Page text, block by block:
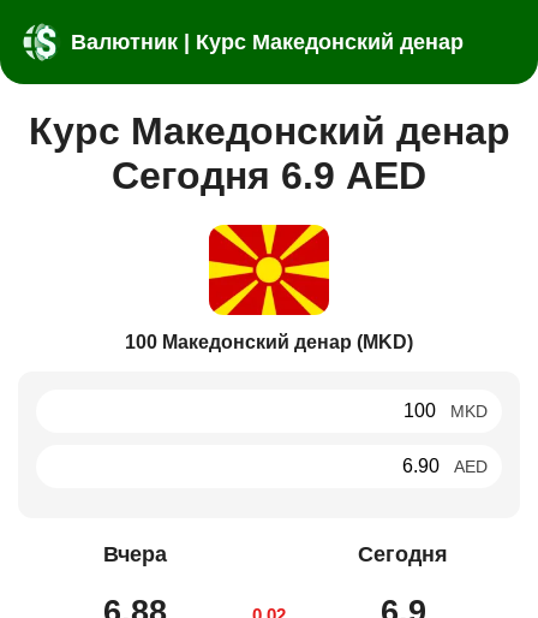
Валютник | Курс Македонский денар
Курс Македонский денар
Сегодня 6.9 AED
100 Македонский денар (MKD)
MKD
AED
Вчера Сегодня